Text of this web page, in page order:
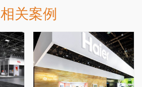
相关案例